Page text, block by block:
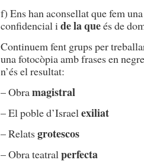
f) Ens han aconsellat que fem
confidencial i de la queés de
Continuem fent grups per
una fotocòpia amb frases en
n’és el resultat:
– Obramagistral
– El poble d’Israel exiliat
– Relatsgrotescos
– Obra teatral perfecta